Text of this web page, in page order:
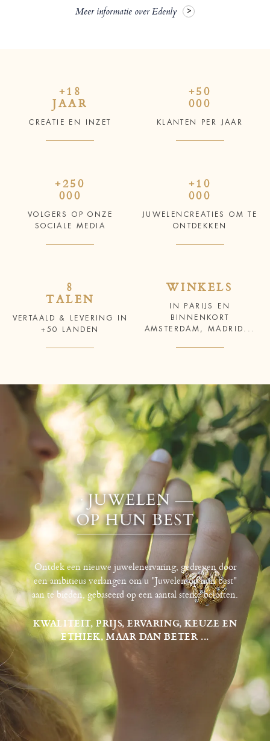
Meer informatie over Edenly
+18
JAAR
CREATIE EN INZET
+50
000
KLANTEN PER JAAR
+250
000
VOLGERS OP ONZE
SOCIALE MEDIA
+10
000
JUWELENCREATIES OM TE
ONTDEKKEN
8
TALEN
VERTAALD & LEVERING IN
+50 LANDEN
WINKELS
IN PARIJS EN
BINNENKORT
AMSTERDAM, MADRID...
Ontdek een nieuwe juwelenervaring, gedreven door
een ambitieus verlangen om u "Juwelen op hun best"
aan te bieden, gebaseerd op een aantal sterke beloften.
KWALITEIT, PRIJS, ERVARING, KEUZE EN
ETHIEK, MAAR DAN BETER ...